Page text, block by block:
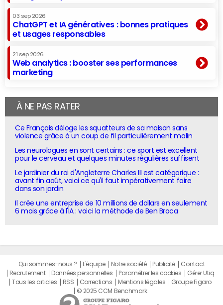
03 sep 2026
ChatGPT et IA génératives : bonnes pratiques
et usages responsables
21 sep 2026
Web analytics : booster ses performances
marketing
À NE PAS RATER
Ce Français déloge les squatteurs de sa maison sans
violence grâce à un coup de fil particulièrement malin
Les neurologues en sont certains : ce sport est excellent
pour le cerveau et quelques minutes régulières suffisent
Le jardinier du roi d'Angleterre Charles III est catégorique :
avant fin août, voici ce qu'il faut impérativement faire
dans son jardin
Il crée une entreprise de 10 millions de dollars en seulement
6 mois grâce à l'IA : voici la méthode de Ben Broca
Qui sommes-nous ? L'équipe Notre société Publicité
Contact
Recrutement
Données personnelles Paramétrer les cookies
Gérer Utiq
Tous les articles
RSS Corrections Mentions légales
Groupe Figaro
© 2025 CCM Benchmark